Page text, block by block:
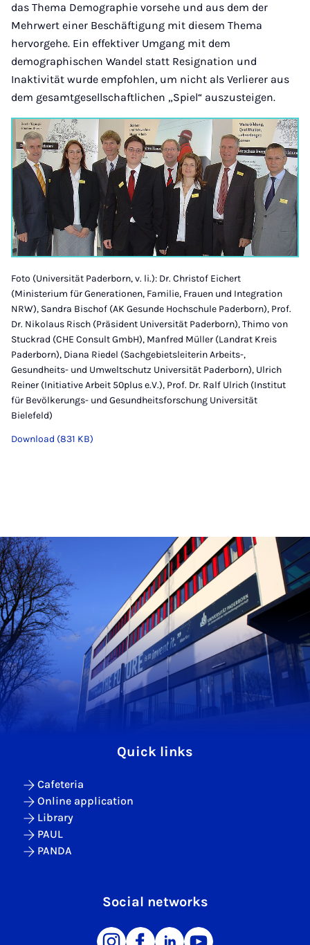
das Thema Demographie vorsehe und aus dem der
Mehrwert einer Beschäftigung mit diesem Thema
hervorgehe. Ein effektiver Umgang mit dem
demographischen Wandel statt Resignation und
Inaktivität wurde empfohlen, um nicht als Verlierer aus
dem gesamtgesellschaftlichen „Spiel“ auszusteigen.
Foto (Universität Paderborn, v. li.): Dr. Christof Eichert
(Ministerium für Generationen, Familie, Frauen und Integration
NRW), Sandra Bischof (AK Gesunde Hochschule Paderborn), Prof.
Dr. Nikolaus Risch (Präsident Universität Paderborn), Thimo von
Stuckrad (CHE Consult GmbH), Manfred Müller (Landrat Kreis
Paderborn), Diana Riedel (Sachgebietsleiterin Arbeits-,
Gesundheits- und Umweltschutz Universität Paderborn), Ulrich
Reiner (Initiative Arbeit 50plus e.V.), Prof. Dr. Ralf Ulrich (Institut
für Bevölkerungs- und Gesundheitsforschung Universität
Bielefeld)
Download (831 KB)
Quick links
Cafeteria
Online application
Library
PAUL
PANDA
Social networks